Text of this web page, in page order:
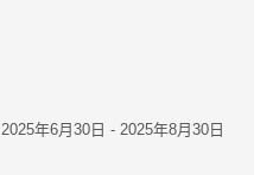
2025年6月30日 - 2025年8月30日